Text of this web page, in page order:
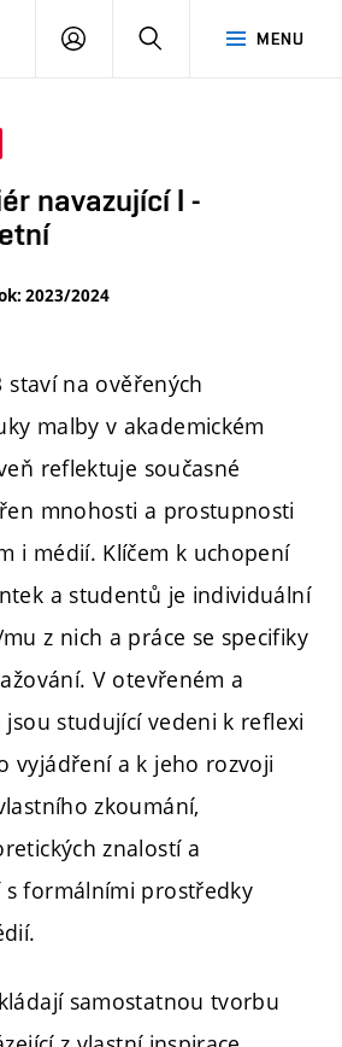
MENU
PŘIHLÁSIT
navazující I -
2023/2024
na ověřených
malby v akademickém
reflektuje současné
mnohosti a prostupnosti
i médií. Klíčem k uchopení
a studentů je individuální
z nich a práce se specifiky
V otevřeném a
studující vedeni k reflexi
vyjádření a k jeho rozvoji
zkoumání,
znalostí a
formálními prostředky
samostatnou tvorbu